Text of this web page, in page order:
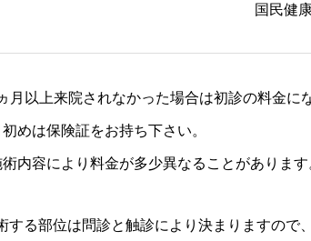
国民健
月以上来院されなかった場合は初診の料金に
めは保険証をお持ち下さい。
内容により料金が多少異なることがあります
する部位は問診と触診により決まりますので、